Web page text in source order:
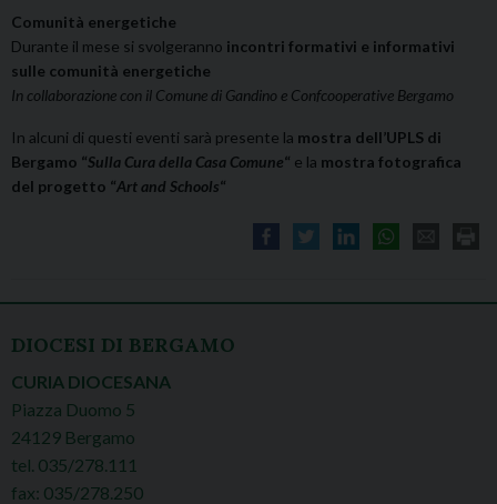
Comunità energetiche
Durante il mese si svolgeranno incontri formativi e informativi
sulle comunità energetiche
In collaborazione con il Comune di Gandino e Confcooperative Bergamo
In alcuni di questi eventi sarà presente la mostra dell’UPLS di
Bergamo “Sulla Cura della Casa Comune“ e la mostra fotografica
del progetto “Art and Schools“
DIOCESI DI BERGAMO
CURIA DIOCESANA
Piazza Duomo 5
24129 Bergamo
tel. 035/278.111
fax: 035/278.250